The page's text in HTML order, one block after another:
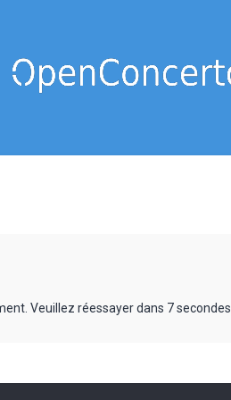
Veuillez réessayer dans 7 secondes.